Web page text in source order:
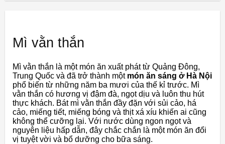
Mì vằn thắn
Mì vằn thắn là một món ăn xuất phát từ Quảng Đông,
Trung Quốc và đã trở thành một món ăn sáng ở Hà Nội
phổ biến từ những năm ba mươi của thế kỉ trước. Mì
vằn thắn có hương vị đậm đà, ngọt dịu và luôn thu hút
thực khách. Bát mì vằn thắn đầy đặn với sủi cảo, há
cảo, miếng tiết, miếng bóng và thịt xá xíu khiến ai cũng
không thể cưỡng lại. Với nước dùng ngon ngọt và
nguyên liệu hấp dẫn, đây chắc chắn là một món ăn đổi
vị tuyệt vời và bổ dưỡng cho bữa sáng.